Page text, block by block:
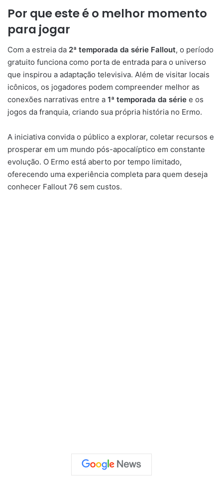
Por que este é o melhor momento
para jogar
Com a estreia da 2ª temporada da série Fallout, o período
gratuito funciona como porta de entrada para o universo
que inspirou a adaptação televisiva. Além de visitar locais
icônicos, os jogadores podem compreender melhor as
conexões narrativas entre a 1ª temporada da série e os
jogos da franquia, criando sua própria história no Ermo.
A iniciativa convida o público a explorar, coletar recursos e
prosperar em um mundo pós-apocalíptico em constante
evolução. O Ermo está aberto por tempo limitado,
oferecendo uma experiência completa para quem deseja
conhecer Fallout 76 sem custos.